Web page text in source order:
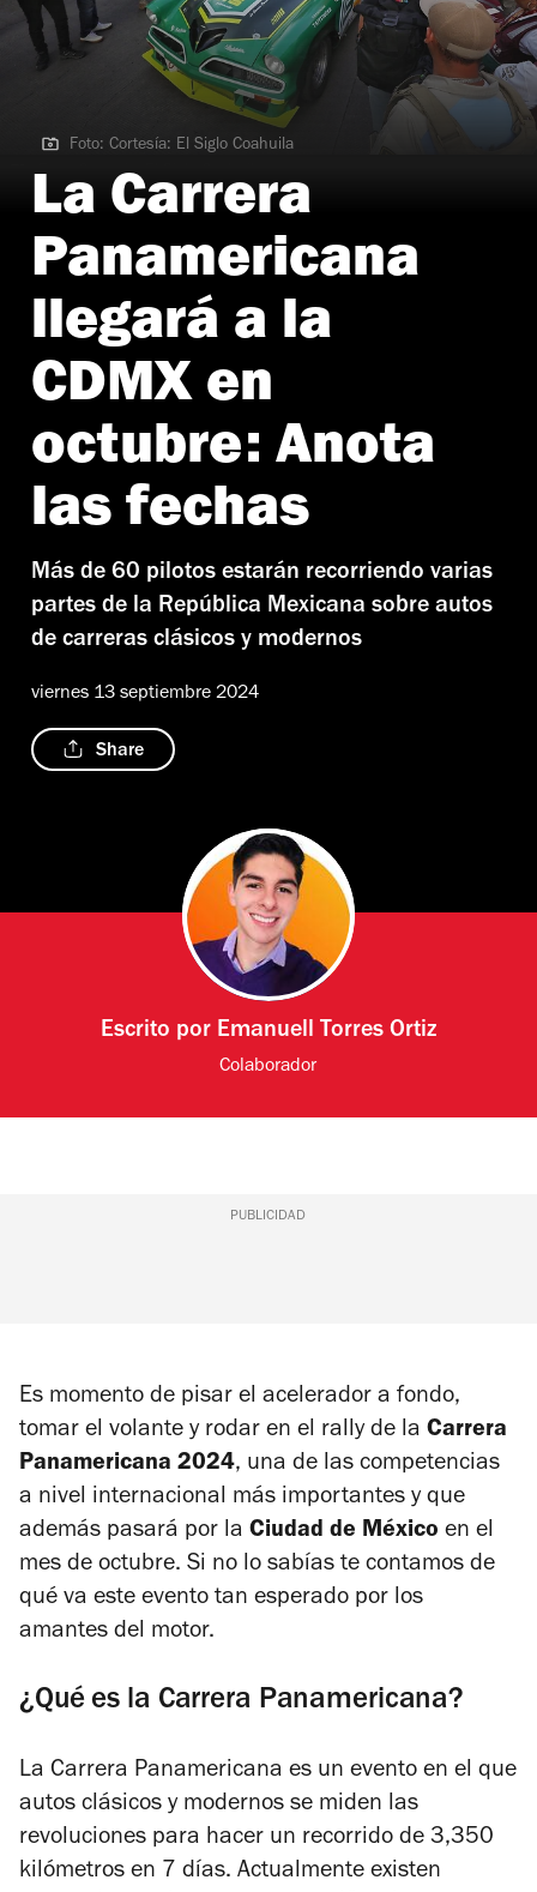
Foto: Cortesía: El Siglo Coahuila
Foto: Cortesía: El Siglo Coahuila
La Carrera
Panamericana
llegará a la
CDMX en
octubre: Anota
las fechas
Más de 60 pilotos estarán recorriendo varias
partes de la República Mexicana sobre autos
de carreras clásicos y modernos
viernes 13 septiembre 2024
Share
Escrito por Emanuell Torres Ortiz
Colaborador
PUBLICIDAD
Es momento de pisar el acelerador a fondo,
tomar el volante y rodar en el rally de la Carrera
Panamericana 2024, una de las competencias
a nivel internacional más importantes y que
además pasará por la Ciudad de México en el
mes de octubre. Si no lo sabías te contamos de
qué va este evento tan esperado por los
amantes del motor.
¿Qué es la Carrera Panamericana?
La Carrera Panamericana es un evento en el que
autos clásicos y modernos se miden las
revoluciones para hacer un recorrido de 3,350
kilómetros en 7 días. Actualmente existen